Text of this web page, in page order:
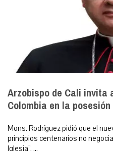
Arzobispo de Cali
Colombia en la
Mons. Rodríguez pidió que el
principios centenarios no
Iglesia”. ...